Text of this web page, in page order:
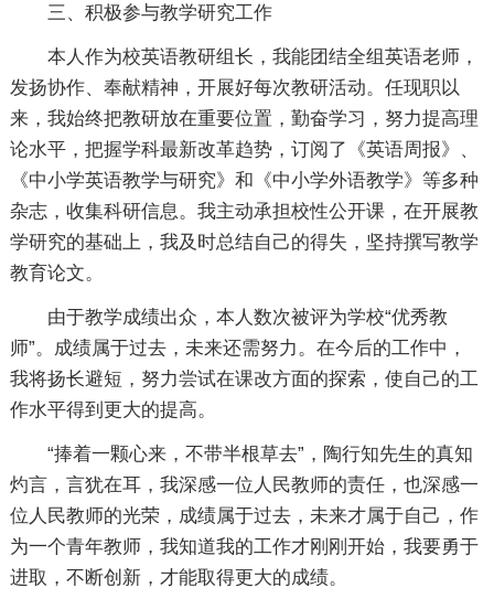
三、积极参与教学研究工作
本人作为校英语教研组长，我能团结全组英语老师，
发扬协作、奉献精神，开展好每次教研活动。任现职以
来，我始终把教研放在重要位置，勤奋学习，努力提高理
论水平，把握学科最新改革趋势，订阅了《英语周报》、
《中小学英语教学与研究》和《中小学外语教学》等多种
杂志，收集科研信息。我主动承担校性公开课，在开展教
学研究的基础上，我及时总结自己的得失，坚持撰写教学
教育论文。
由于教学成绩出众，本人数次被评为学校“优秀教
师”。成绩属于过去，未来还需努力。在今后的工作中，
我将扬长避短，努力尝试在课改方面的探索，使自己的工
作水平得到更大的提高。
“捧着一颗心来，不带半根草去”，陶行知先生的真知
灼言，言犹在耳，我深感一位人民教师的责任，也深感一
位人民教师的光荣，成绩属于过去，未来才属于自己，作
为一个青年教师，我知道我的工作才刚刚开始，我要勇于
进取，不断创新，才能取得更大的成绩。